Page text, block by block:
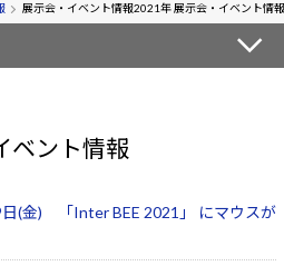
ゲーミングPC・ゲーム向けパソコン
クリエイティブ向け
期間限定セール
展示会・イベント情報2021年 展示会・イベント情報
ベント情報
(金) 「Inter BEE 2021」 にマウスが